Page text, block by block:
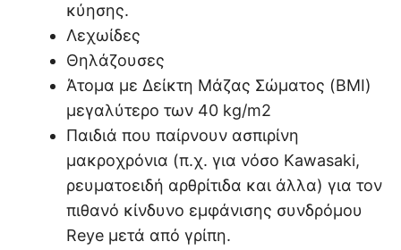
κύησης.
Λεχωίδες
Θηλάζουσες
Άτομα με Δείκτη Μάζας Σώματος (BMI)
μεγαλύτερο των 40 kg/m2
Παιδιά που παίρνουν ασπιρίνη
μακροχρόνια (π.χ. για νόσο Kawasaki,
ρευματοειδή αρθρίτιδα και άλλα) για τον
πιθανό κίνδυνο εμφάνισης συνδρόμου
Reye μετά από γρίπη.